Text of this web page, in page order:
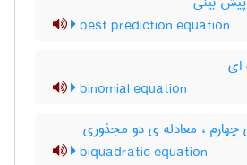
best prediction equation
ای
binomial equation
، معادله ی دو مجذوری
biquadratic equation